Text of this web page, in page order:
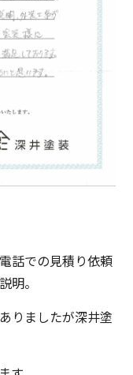
話での見積り依頼
明。
りましたが深井塗